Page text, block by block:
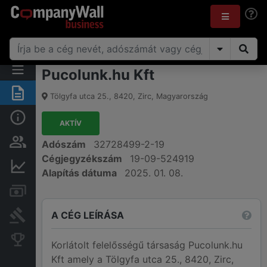
Összegzés
Alap információk
Személyek és tulajdonjog
Pénzügyi információk
Bírósági eljárások
Konkurens cégek
Pucolunk.hu Kft
Tölgyfa utca 25., 8420, Zirc, Magyarország
AKTÍV
Adószám
32728499-2-19
Cégjegyzékszám
19-09-524919
Alapítás dátuma
2025. 01. 08.
A CÉG LEÍRÁSA
Korlátolt felelősségű társaság Pucolunk.hu
Kft amely a Tölgyfa utca 25., 8420, Zirc,